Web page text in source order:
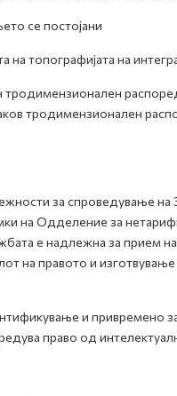
се постојани
на топографијата на
тродимензионален
тродимензионален
за спроведување на
на Одделение за
е надлежна за прием
на правото и изготвување
и привремено
право од